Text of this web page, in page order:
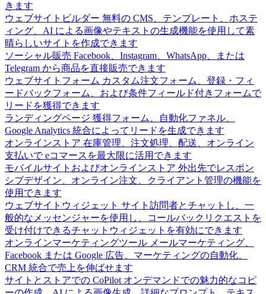
きます
ウェブサイトビルダー 無料の CMS、テンプレート、ホステ
ィング、AI による画像やテキストの生成機能を使用して素
晴らしいサイトを作成できます
ソーシャル販売 Facebook、Instagram、WhatsApp、または
Telegram から商品を直接販売できます
ウェブサイトフォーム カスタム注文フォーム、登録・フィ
ードバックフォーム、および条件フィールド付きフォームで
リードを獲得できます
ランディングページ 獲得フォーム、自動化ファネル、
Google Analytics 統合によってリードを生成できます
オンラインストア 在庫管理、注文処理、配送、オンライン
支払いで eコマースを最大限に活用できます
モバイルサイトおよびオンラインストア 外出先でレスポン
シブデザイン、オンライン注文、クライアント管理の機能を
使用できます
ウェブサイトウィジェット サイト訪問者とチャットし、一
般的なメッセンジャーを使用し、コールバックリクエストを
受け付けできるチャットウィジェットを有効にできます
オンラインマーケティングツール メールマーケティング、
Facebook または Google 広告、マーケティングの自動化、
CRM 統合で売上を伸ばせます
サイトとストアでの CoPilot オンデマンドでの魅力的なコピ